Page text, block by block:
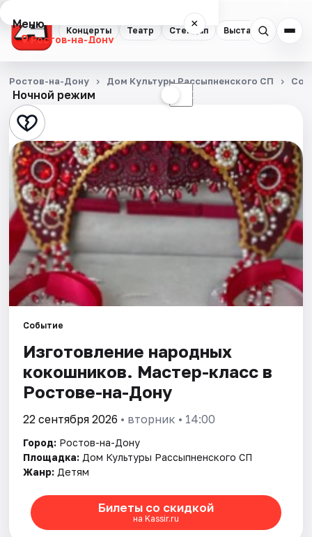
Концерты Театр Стендап Выставки
Меню ×
Ростов-на-Дону
Концерты
Театр
Стендап
Выставки
Квесты
Экскурсии
Спорт
События
Города
Площадки
Артисты
Рейтинги
Ночной режим ☾
Ростов-на-Дону Дом Культуры Рассыпненского СП
Событие
Изготовление народных
кокошников. Мастер-класс в
Ростове-на-Дону
22 сентября 2026 • вторник • 14:00
Город: Ростов-на-Дону
Площадка: Дом Культуры Рассыпненского СП
Жанр: Детям
Билеты со скидкой
на Kassir.ru